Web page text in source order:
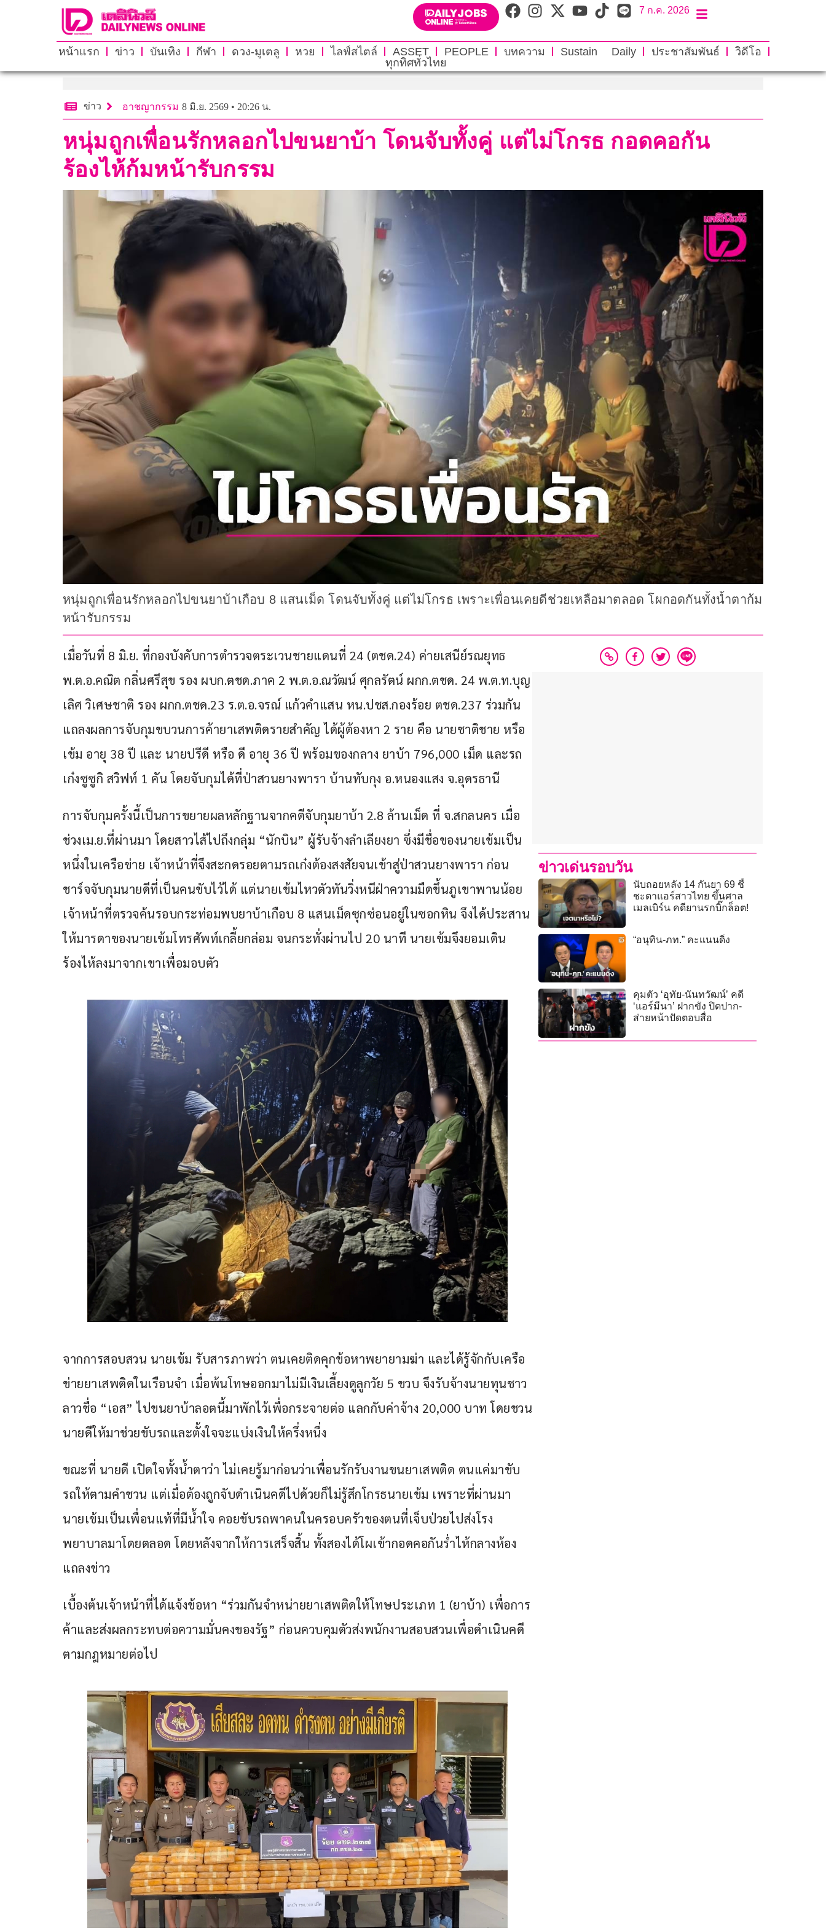
7 ก.ค. 2026
หน้าแรก ข่าว บันเทิง กีฬา ดวง-มูเตลู หวย ไลฟ์สไตล์ ASSET PEOPLE บทความ Sustain Daily ประชาสัมพันธ์
วิดีโอ
ทุกทิศทั่วไทย
ข่าว อาชญากรรม 8 มิ.ย. 2569 • 20:26 น.
หนุ่มถูกเพื่อนรักหลอกไปขนยาบ้า โดนจับทั้งคู่ แต่ไม่โกรธ กอดคอกัน
ร้องไห้ก้มหน้ารับกรรม
หนุ่มถูกเพื่อนรักหลอกไปขนยาบ้าเกือบ 8 แสนเม็ด โดนจับทั้งคู่ แต่ไม่โกรธ เพราะเพื่อนเคยดีช่วยเหลือมาตลอด โผกอดกันทั้งน้ำตาก้ม
หน้ารับกรรม
เมื่อวันที่ 8 มิ.ย. ที่กองบังคับการตำรวจตระเวนชายแดนที่ 24 (ตชด.24) ค่ายเสนีย์รณยุทธ
พ.ต.อ.คณิต กลิ่นศรีสุข รอง ผบก.ตชด.ภาค 2 พ.ต.อ.ณวัฒน์ ศุกลรัตน์ ผกก.ตชด. 24 พ.ต.ท.บุญ
เลิศ วิเศษชาติ รอง ผกก.ตชด.23 ร.ต.อ.จรณ์ แก้วคำแสน หน.ปชส.กองร้อย ตชด.237 ร่วมกัน
แถลงผลการจับกุมขบวนการค้ายาเสพติดรายสำคัญ ได้ผู้ต้องหา 2 ราย คือ นายชาติชาย หรือ
เข้ม อายุ 38 ปี และ นายปรีดี หรือ ดี อายุ 36 ปี พร้อมของกลาง ยาบ้า 796,000 เม็ด และรถ
เก๋งซูซูกิ สวิฟท์ 1 คัน โดยจับกุมได้ที่ป่าสวนยางพารา บ้านทับกุง อ.หนองแสง จ.อุดรธานี
การจับกุมครั้งนี้เป็นการขยายผลหลักฐานจากคดีจับกุมยาบ้า 2.8 ล้านเม็ด ที่ จ.สกลนคร เมื่อ
ช่วงเม.ย.ที่ผ่านมา โดยสาวไส้ไปถึงกลุ่ม “นักบิน” ผู้รับจ้างลำเลียงยา ซึ่งมีชื่อของนายเข้มเป็น
หนึ่งในเครือข่าย เจ้าหน้าที่จึงสะกดรอยตามรถเก๋งต้องสงสัยจนเข้าสู่ป่าสวนยางพารา ก่อน
ชาร์จจับกุมนายดีที่เป็นคนขับไว้ได้ แต่นายเข้มไหวตัวทันวิ่งหนีฝ่าความมืดขึ้นภูเขาพานน้อย
เจ้าหน้าที่ตรวจค้นรอบกระท่อมพบยาบ้าเกือบ 8 แสนเม็ดซุกซ่อนอยู่ในซอกหิน จึงได้ประสาน
ให้มารดาของนายเข้มโทรศัพท์เกลี้ยกล่อม จนกระทั่งผ่านไป 20 นาที นายเข้มจึงยอมเดิน
ร้องไห้ลงมาจากเขาเพื่อมอบตัว
จากการสอบสวน นายเข้ม รับสารภาพว่า ตนเคยติดคุกข้อหาพยายามฆ่า และได้รู้จักกับเครือ
ข่ายยาเสพติดในเรือนจำ เมื่อพ้นโทษออกมาไม่มีเงินเลี้ยงดูลูกวัย 5 ขวบ จึงรับจ้างนายทุนชาว
ลาวชื่อ “เอส” ไปขนยาบ้าลอตนี้มาพักไว้เพื่อกระจายต่อ แลกกับค่าจ้าง 20,000 บาท โดยชวน
นายดีให้มาช่วยขับรถและตั้งใจจะแบ่งเงินให้ครึ่งหนึ่ง
ขณะที่ นายดี เปิดใจทั้งน้ำตาว่า ไม่เคยรู้มาก่อนว่าเพื่อนรักรับงานขนยาเสพติด ตนแค่มาขับ
รถให้ตามคำชวน แต่เมื่อต้องถูกจับดำเนินคดีไปด้วยก็ไม่รู้สึกโกรธนายเข้ม เพราะที่ผ่านมา
นายเข้มเป็นเพื่อนแท้ที่มีน้ำใจ คอยขับรถพาคนในครอบครัวของตนที่เจ็บป่วยไปส่งโรง
พยาบาลมาโดยตลอด โดยหลังจากให้การเสร็จสิ้น ทั้งสองได้โผเข้ากอดคอกันร่ำไห้กลางห้อง
แถลงข่าว
เบื้องต้นเจ้าหน้าที่ได้แจ้งข้อหา “ร่วมกันจำหน่ายยาเสพติดให้โทษประเภท 1 (ยาบ้า) เพื่อการ
ค้าและส่งผลกระทบต่อความมั่นคงของรัฐ” ก่อนควบคุมตัวส่งพนักงานสอบสวนเพื่อดำเนินคดี
ตามกฎหมายต่อไป
ข่าวเด่นรอบวัน
นับถอยหลัง 14 กันยา 69 ชี้
ชะตาแอร์สาวไทย ขึ้นศาล
เมลเบิร์น คดียานรกบิ๊กล็อต!
“อนุทิน-ภท.” คะแนนดิ่ง
คุมตัว ‘อุทัย-นันทวัฒน์’ คดี
‘แอร์มีนา’ ฝากขัง ปิดปาก-
ส่ายหน้าปัดตอบสื่อ